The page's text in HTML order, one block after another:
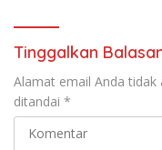
Tinggalkan
Alamat email Anda tidak
ditandai *